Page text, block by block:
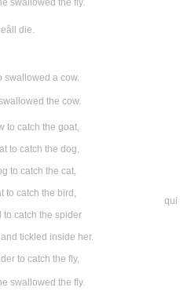
swallowed the fly.
die.
swallowed a cow.
swallowed the cow.
to catch the goat,
to catch the dog,
to catch the cat,
to catch the bird,
to catch the spider
tickled inside her.
to catch the fly,
swallowed the fly.
qui